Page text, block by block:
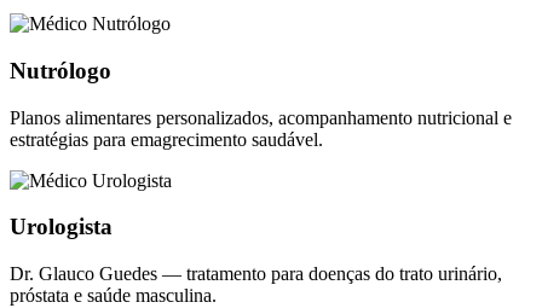
Nutrólogo
Planos alimentares personalizados, acompanhamento nutricional e
estratégias para emagrecimento saudável.
Urologista
Dr. Glauco Guedes — tratamento para doenças do trato urinário,
próstata e saúde masculina.